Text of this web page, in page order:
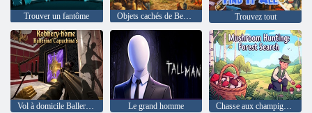
Trouver un fantôme Objets cachés de Bedevil 1 : Ferme Trouvez tout
Vol à domicile Ballerine Capucine Le grand homme Chasse aux champignons : recherche en forêt